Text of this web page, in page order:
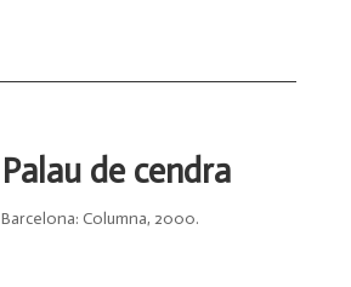
Palau de cendra
Barcelona: Columna, 2000.